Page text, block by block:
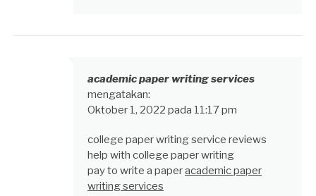
academic paper writing services
mengatakan:
Oktober 1, 2022 pada 11:17 pm
college paper writing service reviews
help with college paper writing
pay to write a paperacademic paper
writing services